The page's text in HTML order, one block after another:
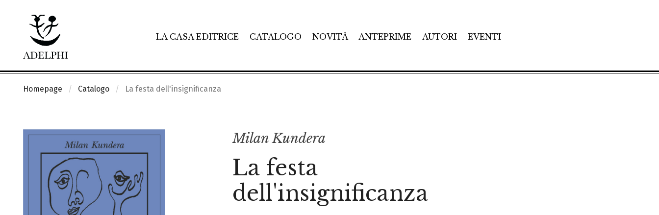
LA CASA EDITRICE CATALOGO NOVITÀ ANTEPRIME AUTORI EVENTI
Homepage Catalogo La festa dell'insignificanza
Milan Kundera
La festa
dell'insignificanza